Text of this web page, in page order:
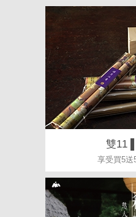
雙11
享受買5送